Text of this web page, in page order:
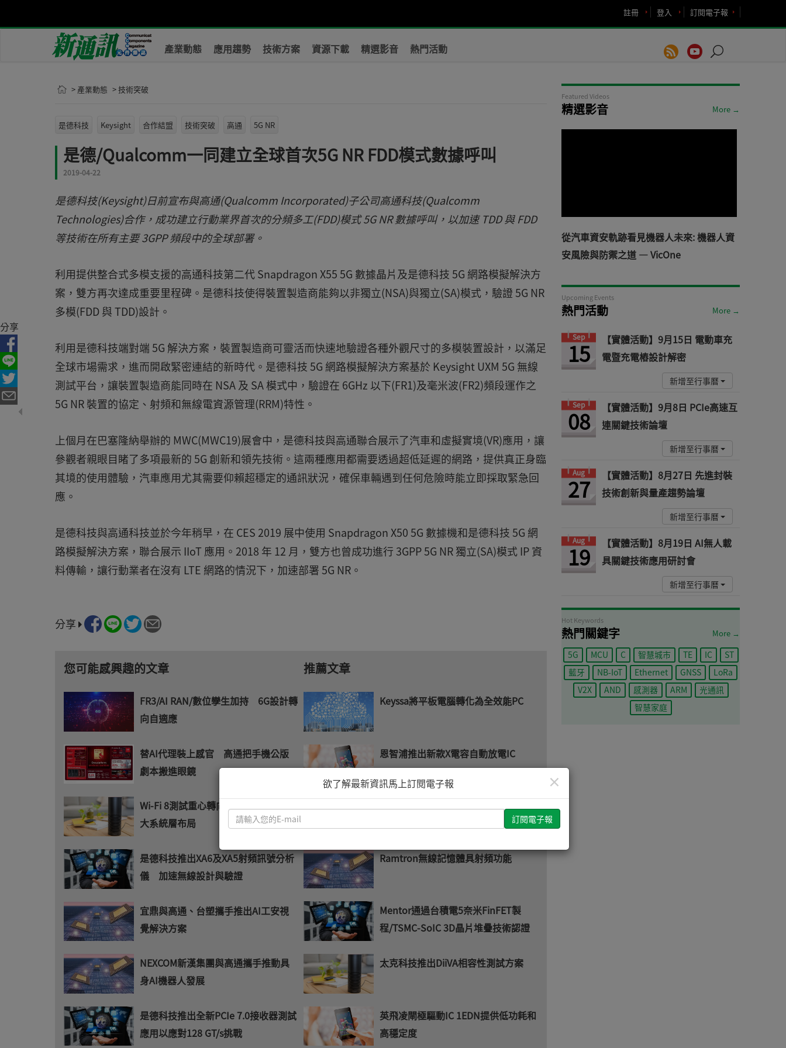
訂閱電子報
登入
註冊
產業動態 應用趨勢 技術方案 資源下載 精選影音 熱門活動
> 產業動態 > 技術突破
是德科技 Keysight 合作結盟 技術突破 高通 5G NR
是德/Qualcomm一同建立全球首次5G NR FDD模式數據呼叫
2019-04-22
是德科技(Keysight)日前宣布與高通(Qualcomm Incorporated)子公司高通科技(Qualcomm
Technologies)合作，成功建立行動業界首次的分頻多工(FDD)模式 5G NR 數據呼叫，以加速 TDD 與 FDD
等技術在所有主要 3GPP 頻段中的全球部署。
利用提供整合式多模支援的高通科技第二代 Snapdragon X55 5G 數據晶片及是德科技 5G 網路模擬解決方
案，雙方再次達成重要里程碑。是德科技使得裝置製造商能夠以非獨立(NSA)與獨立(SA)模式，驗證 5G NR
多模(FDD 與 TDD)設計。
利用是德科技端對端 5G 解決方案，裝置製造商可靈活而快速地驗證各種外觀尺寸的多模裝置設計，以滿足
全球市場需求，進而開啟緊密連結的新時代。是德科技 5G 網路模擬解決方案基於 Keysight UXM 5G 無線
測試平台，讓裝置製造商能同時在 NSA 及 SA 模式中，驗證在 6GHz 以下(FR1)及毫米波(FR2)頻段運作之
5G NR 裝置的協定、射頻和無線電資源管理(RRM)特性。
上個月在巴塞隆納舉辦的 MWC(MWC19)展會中，是德科技與高通聯合展示了汽車和虛擬實境(VR)應用，讓
參觀者親眼目睹了多項最新的 5G 創新和領先技術。這兩種應用都需要透過超低延遲的網路，提供真正身臨
其境的使用體驗，汽車應用尤其需要仰賴超穩定的通訊狀況，確保車輛遇到任何危險時能立即採取緊急回
應。
是德科技與高通科技並於今年稍早，在 CES 2019 展中使用 Snapdragon X50 5G 數據機和是德科技 5G 網
路模擬解決方案，聯合展示 IIoT 應用。2018 年 12 月，雙方也曾成功進行 3GPP 5G NR 獨立(SA)模式 IP 資
料傳輸，讓行動業者在沒有 LTE 網路的情況下，加速部署 5G NR。
分享
您可能感興趣的文章
FR3/AI RAN/數位孿生加持 6G設計轉
向自適應
替AI代理裝上感官 高通把手機公版
劇本搬進眼鏡
Wi-Fi 8測試重心轉向可靠度 是德擴
大系統層布局
是德科技推出XA6及XA5射頻訊號分析
儀 加速無線設計與驗證
宜鼎與高通、台塑攜手推出AI工安視
覺解決方案
NEXCOM新漢集團與高通攜手推動具
身AI機器人發展
是德科技推出全新PCIe 7.0接收器測試
應用以應對128 GT/s挑戰
推薦文章
Keyssa將平板電腦轉化為全效能PC
恩智浦推出新款X電容自動放電IC
是德攜手大唐電信簽署5G技術合作備
Ramtron無線記憶體具射頻功能
Mentor通過台積電5奈米FinFET製
程/TSMC-SoIC 3D晶片堆疊技術認證
太克科技推出DiiVA相容性測試方案
英飛凌閘極驅動IC 1EDN提供低功耗和
高穩定度
Featured Videos
精選影音 More →
從汽車資安軌跡看見機器人未來: 機器人資
安風險與防禦之道 — VicOne
Upcoming Events
熱門活動 More →
Sep
15
【實體活動】9月15日 電動車充
電暨充電樁設計解密
新增至行事曆
Sep
08
【實體活動】9月8日 PCIe高速互
連關鍵技術論壇
新增至行事曆
Aug
27
【實體活動】8月27日 先進封裝
技術創新與量產趨勢論壇
新增至行事曆
Aug
19
【實體活動】8月19日 AI無人載
具關鍵技術應用研討會
新增至行事曆
Hot Keywords
熱門關鍵字 More →
5G MCU C 智慧城市 TE IC
ST
藍牙
NB-IoT Ethernet GNSS
LoRa
V2X
AND 感測器 ARM
光通訊
智慧家庭
分享
×
欲了解最新資訊馬上訂閱電子報
輸
您